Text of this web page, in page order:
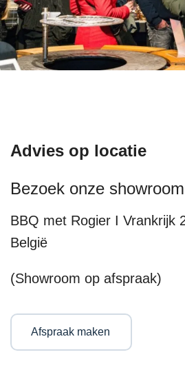
Advies op locatie
Bezoek onze showroom
BBQ met Rogier I Vrankrijk
België
(Showroom op afspraak)
Afspraak maken